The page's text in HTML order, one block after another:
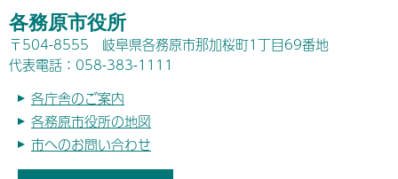
各務原市役所
〒504-8555 岐阜県各務原市那加桜町1丁目69番地
代表電話：058-383-1111
各庁舎のご案内
各務原市役所の地図
市へのお問い合わせ